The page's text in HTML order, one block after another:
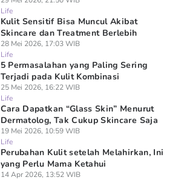
Life
Kulit Sensitif Bisa Muncul Akibat
Skincare dan Treatment Berlebih
28 Mei 2026, 17:03 WIB
Life
5 Permasalahan yang Paling Sering
Terjadi pada Kulit Kombinasi
25 Mei 2026, 16:22 WIB
Life
Cara Dapatkan “Glass Skin” Menurut
Dermatolog, Tak Cukup Skincare Saja
19 Mei 2026, 10:59 WIB
Life
Perubahan Kulit setelah Melahirkan, Ini
yang Perlu Mama Ketahui
14 Apr 2026, 13:52 WIB